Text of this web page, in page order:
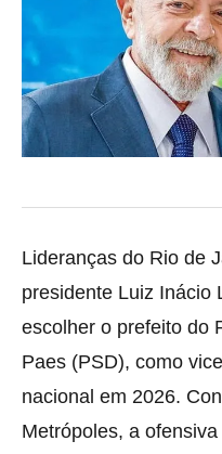
Lideranças do Rio de
presidente Luiz Inácio
escolher o prefeito do
Paes (PSD), como
nacional em 2026.
Metrópoles, a